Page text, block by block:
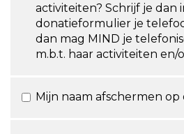
activiteiten? Schrijf je dan
donatieformulier je
dan mag MIND je
m.b.t. haar activiteiten en/
Mijn naam afschermen op